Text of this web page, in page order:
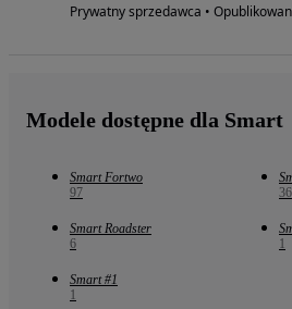
Prywatny sprzedawca •
Modele dostępne dla Smart
Smart Fortwo
97
36
Smart Roadster
6
1
Smart #1
1